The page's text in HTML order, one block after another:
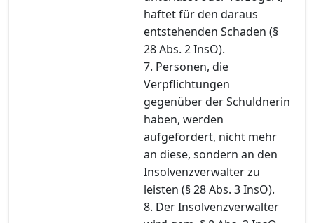
haftet für den daraus
entstehenden Schaden (§
28 Abs. 2 InsO).
7. Personen, die
Verpflichtungen
gegenüber der Schuldnerin
haben, werden
aufgefordert, nicht mehr
an diese, sondern an den
Insolvenzverwalter zu
leisten (§ 28 Abs. 3 InsO).
8. Der Insolvenzverwalter